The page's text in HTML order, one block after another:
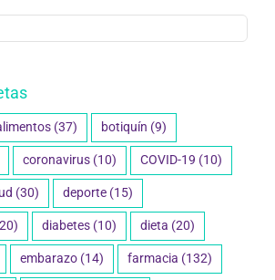
(37) botiquín (9)
coronavirus (10) COVID-19 (10)
(30) deporte (15)
diabetes (10) dieta (20)
embarazo (14) farmacia (132)